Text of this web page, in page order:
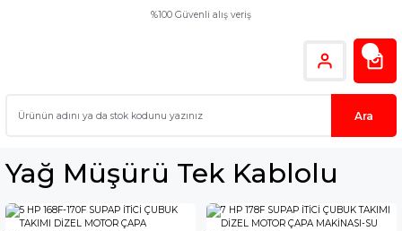
%100 Güvenli alış veriş
Ara
Yağ Müşürü Tek Kablolu